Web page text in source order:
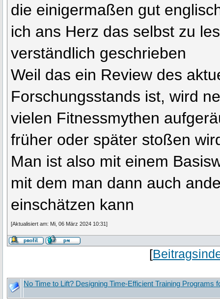
die einigermaßen gut
ich ans Herz das selbst zu
verständlich geschrieben
Weil das ein Review des
Forschungsstands ist, wird
vielen Fitnessmythen
früher oder später stoßen
Man ist also mit einem
mit dem man dann auch
einschätzen kann
[Aktualisiert am: Mi, 06 März 2024 10:31]
[
No Time to Lift? Designing Time‑Efficient Training Programs